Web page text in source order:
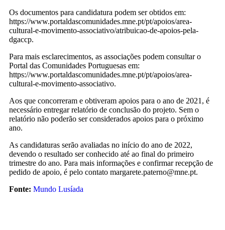
Os documentos para candidatura podem ser obtidos em:
https://www.portaldascomunidades.mne.pt/pt/apoios/area-
cultural-e-movimento-associativo/atribuicao-de-apoios-pela-
dgaccp.
Para mais esclarecimentos, as associações podem consultar o
Portal das Comunidades Portuguesas em:
https://www.portaldascomunidades.mne.pt/pt/apoios/area-
cultural-e-movimento-associativo.
Aos que concorreram e obtiveram apoios para o ano de 2021, é
necessário entregar relatório de conclusão do projeto. Sem o
relatório não poderão ser considerados apoios para o próximo
ano.
As candidaturas serão avaliadas no início do ano de 2022,
devendo o resultado ser conhecido até ao final do primeiro
trimestre do ano. Para mais informações e confirmar recepção de
pedido de apoio, é pelo contato margarete.paterno@mne.pt.
Fonte: Mundo Lusíada